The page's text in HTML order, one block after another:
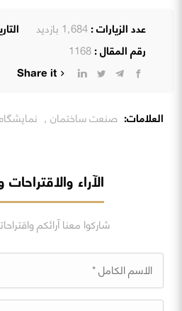
عدد الزيارات :1٬684 بازدید
رقم المقال :1168
Share it
العلامات: صنعت ساختمان, نمایشگاه
الآراء
شاركوا معنا آرائكم